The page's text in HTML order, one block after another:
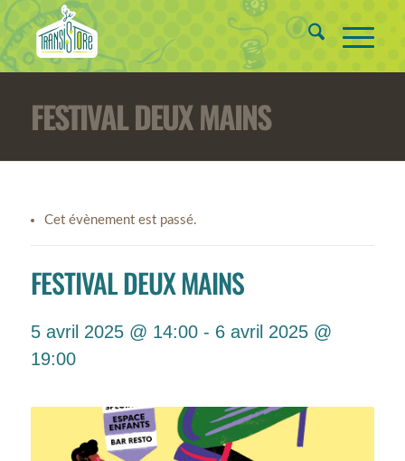
FESTIVAL DEUX MAINS
Cet évènement est passé.
FESTIVAL DEUX MAINS
5 avril 2025 @ 14:00- 6 avril 2025 @
19:00